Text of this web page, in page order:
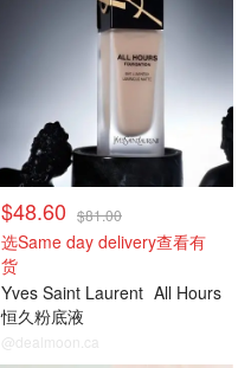
$48.60 $81.00
选Same day delivery查看有
货
Yves Saint Laurent All Hours
恒久粉底液
@dealmoon.ca